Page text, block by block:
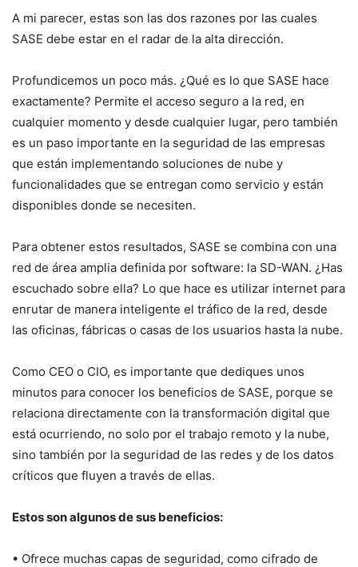
A mi parecer, estas son las dos razones por las cuales
SASE debe estar en el radar de la alta dirección.
Profundicemos un poco más. ¿Qué es lo que SASE hace
exactamente? Permite el acceso seguro a la red, en
cualquier momento y desde cualquier lugar, pero también
es un paso importante en la seguridad de las empresas
que están implementando soluciones de nube y
funcionalidades que se entregan como servicio y están
disponibles donde se necesiten.
Para obtener estos resultados, SASE se combina con una
red de área amplia definida por software: la SD-WAN. ¿Has
escuchado sobre ella? Lo que hace es utilizar internet para
enrutar de manera inteligente el tráfico de la red, desde
las oficinas, fábricas o casas de los usuarios hasta la nube.
Como CEO o CIO, es importante que dediques unos
minutos para conocer los beneficios de SASE, porque se
relaciona directamente con la transformación digital que
está ocurriendo, no solo por el trabajo remoto y la nube,
sino también por la seguridad de las redes y de los datos
críticos que fluyen a través de ellas.
Estos son algunos de sus beneficios:
• Ofrece muchas capas de seguridad, como cifrado de